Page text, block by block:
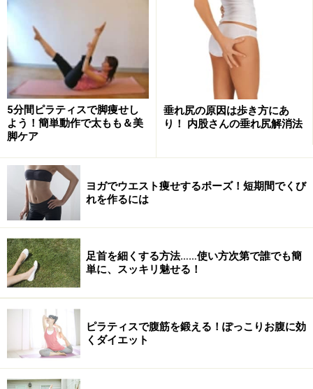
（１）マットの上で四つん這いになり、背中はまっすぐ
に。
（２）＜息を吐きながら
上げ、おデコと左ヒザを近づける。
（３）次に、＜
げ、胸を広げて背骨を伸展し目線は天井へ。
5分間ピラティスで脚痩せし
よう！簡単動作で太もも＆美
脚ケア
垂れ尻の原因は歩き方にあ
り！ 内股さんの垂れ尻解消法
ヨガでウエスト痩せするポーズ！短期間でくび
れを作るには
足首を細くする方法……使い方次第で誰でも簡
単に、スッキリ魅せる！
ピラティスで腹筋を鍛える！ぽっこりお腹に効
くダイエット